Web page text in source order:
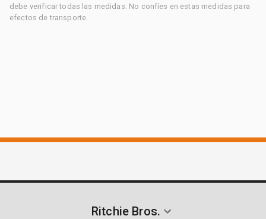
debe verificar todas las medidas. No confíes en estas medidas para
efectos de transporte.
Ritchie Bros.